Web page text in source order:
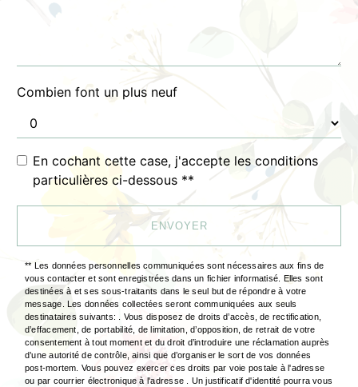
Combien font un plus neuf
En cochant cette case, j'accepte les conditions
particulières ci-dessous **
ENVOYER
** Les données personnelles communiquées sont nécessaires aux fins de
vous contacter et sont enregistrées dans un fichier informatisé. Elles sont
destinées à et ses sous-traitants dans le seul but de répondre à votre
message. Les données collectées seront communiquées aux seuls
destinataires suivants: . Vous disposez de droits d’accès, de rectification,
d’effacement, de portabilité, de limitation, d’opposition, de retrait de votre
consentement à tout moment et du droit d’introduire une réclamation auprès
d’une autorité de contrôle, ainsi que d’organiser le sort de vos données
post-mortem. Vous pouvez exercer ces droits par voie postale à l'adresse
ou par courrier électronique à l'adresse . Un justificatif d'identité pourra vous